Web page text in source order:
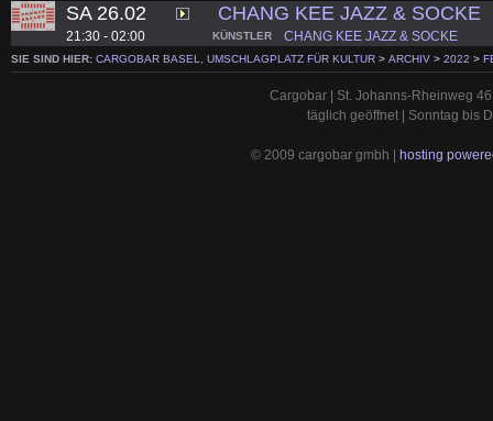
SA 26.02
21:30 - 02:00
CHANG KEE JAZZ & SOCKE
KÜNSTLER CHANG KEE JAZZ & SOCKE
SIE SIND HIER: CARGOBAR BASEL, UMSCHLAGPLATZ FÜR KULTUR > ARCHIV > 2022 >
Cargobar | St. Johanns-Rheinweg
täglich geöffnet | Sonntag bis
© 2009 cargobar gmbh | hosting